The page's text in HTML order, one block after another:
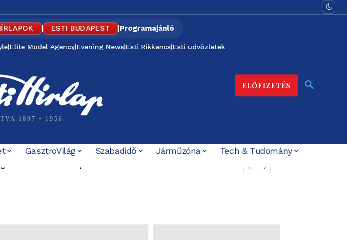
| ESTI BUDAPEST |Programajánló
|Elite Model Agency|Evening News|Esti Rikkancs|Esti üdvözletek
1897 • 1956
ELŐFIZETÉS
GasztroVilág Szabadidő Járműzóna
Tech & Tudomány
retró évvel ünnepel a MÁV